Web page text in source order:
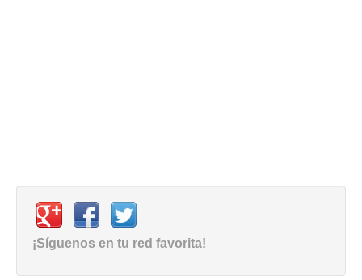
¡Síguenos en tu red favorita!